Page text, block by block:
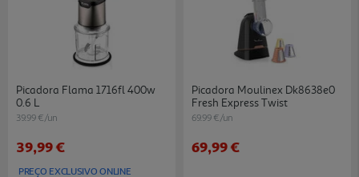
Picadora Flama 1716fl 400w
0.6 L
39.99 €/un
39,99 €
PREÇO EXCLUSIVO ONLINE
Picadora Moulinex Dk8638e0
Fresh Express Twist
69.99 €/un
69,99 €